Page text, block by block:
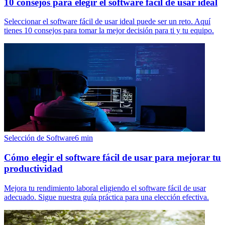
Seleccionar el software fácil de usar ideal puede ser un reto. Aquí
tienes 10 consejos para tomar la mejor decisión para ti y tu equipo.
Selección de Software6 min
Cómo elegir el software fácil de usar para mejorar tu
productividad
Mejora tu rendimiento laboral eligiendo el software fácil de usar
adecuado. Sigue nuestra guía práctica para una elección efectiva.